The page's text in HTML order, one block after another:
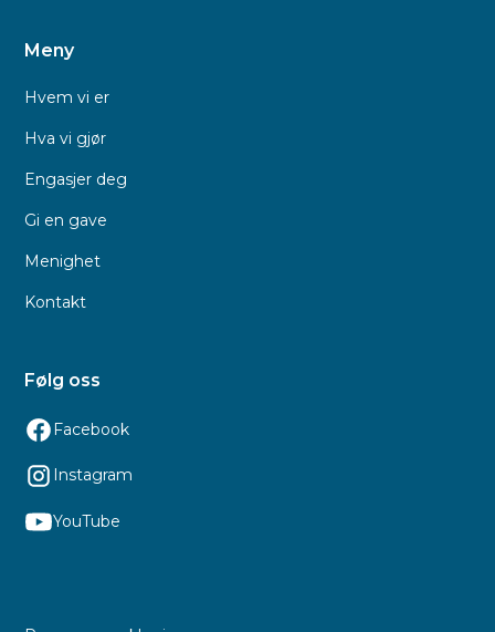
Meny
Hvem vi er
Hva vi gjør
Engasjer deg
Gi en gave
Menighet
Kontakt
Følg oss
Facebook
Instagram
YouTube